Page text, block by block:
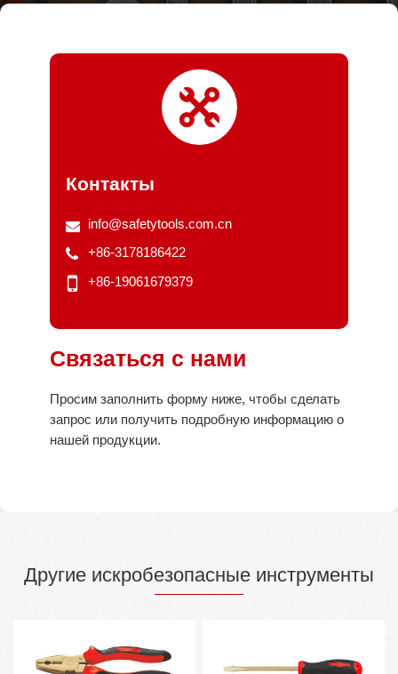
Контакты
info@safetytools.com.cn
+86-3178186422
+86-19061679379
Связаться с нами
Просим заполнить форму ниже, чтобы сделать
запрос или получить подробную информацию о
нашей продукции.
Другие искробезопасные инструменты